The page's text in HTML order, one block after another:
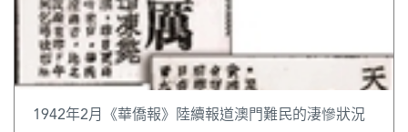
1942年2月《華僑報》陸續報道澳門難民的淒慘狀況